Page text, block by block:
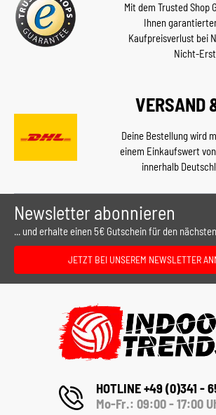
Mit dem Trusted Shop
Ihnen
Kaufpreisverlust bei
Nicht-
VERSAND
Deine Bestellung wird
einem Einkaufswert
innerhalb
Newsletter abonnieren
... und erhalte einen 5€ Gutschein für den
JETZT BEI UNSEREM NEWSLETTER
HOTLINE +49 (0)341 -
Mo-Fr.: 09:00 - 17:00